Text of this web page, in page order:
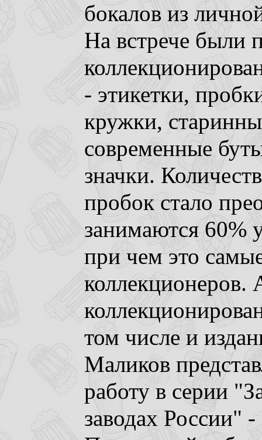
бокалов из
На встрече были
- этикетки,
кружки,
современные
значки.
пробок стало
занимаются 60%
при чем это
коллекционеров.
том числе и
Маликов
работу в серии
заводах России"